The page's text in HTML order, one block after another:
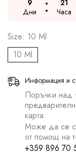
9
Дни
21
Часа
Size: 10 Ml
10 Ml
Информация и
Поръчки над
карта.
Може да се
от помощ на
+359 896 70